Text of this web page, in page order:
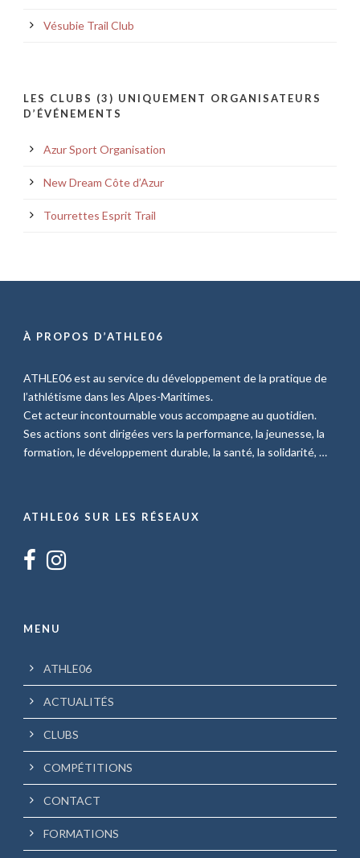
Vésubie Trail Club
LES CLUBS (3) UNIQUEMENT ORGANISATEURS
D’ÉVÉNEMENTS
Azur Sport Organisation
New Dream Côte d’Azur
Tourrettes Esprit Trail
À PROPOS D’ATHLE06
ATHLE06 est au service du développement de la pratique de
l’athlétisme dans les Alpes-Maritimes.
Cet acteur incontournable vous accompagne au quotidien.
Ses actions sont dirigées vers la performance, la jeunesse, la
formation, le développement durable, la santé, la solidarité, …
ATHLE06 SUR LES RÉSEAUX
MENU
ATHLE06
ACTUALITÉS
CLUBS
COMPÉTITIONS
CONTACT
FORMATIONS